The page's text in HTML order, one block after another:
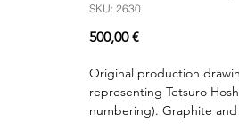
SKU: 2630
500,00 €Precio
Original production
representing Tetsuro
numbering). Graphite